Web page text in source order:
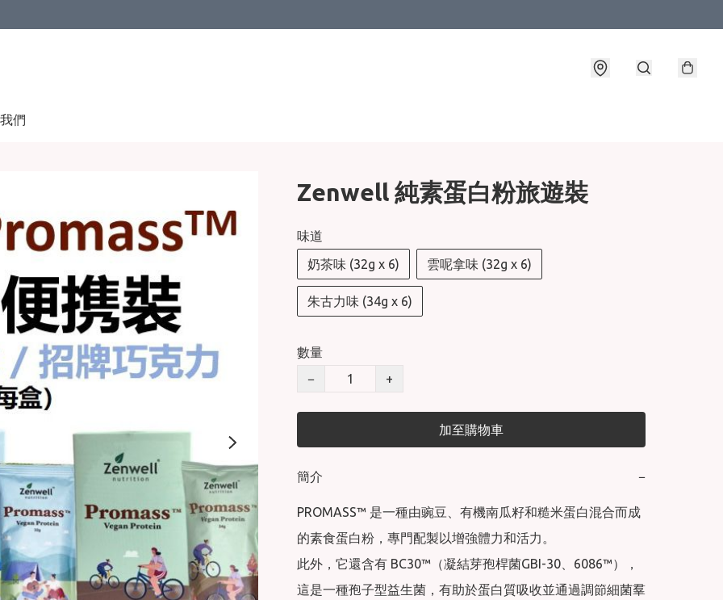
們
Zenwell 純素蛋白粉旅遊裝
味道
奶茶味 (32g x 6)
雲呢拿味 (32g x 6)
朱古力味 (34g x 6)
數量
−
+
加至購物車
簡介 −
PROMASS™ 是⼀種由豌⾖、有機南⽠籽和糙⽶蛋⽩混合⽽成
的素⻝蛋⽩粉，專⾨配製以增強體⼒和活⼒。
此外，它還含有 BC30™（凝結芽孢桿菌GBI-30、6086™），
這是⼀種孢⼦型益⽣菌，有助於蛋⽩質吸收並通過調節細菌羣